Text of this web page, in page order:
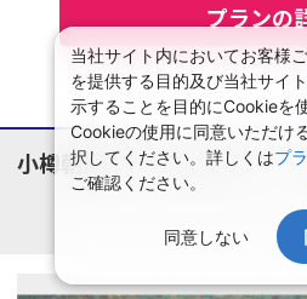
プランの
小樽朝里クラッセホテル
当社サイト内においてお客様
を提供する目的及び当社サイ
示することを目的にCookieを
Cookieの使用に同意いただけ
択してください。詳しくはプ
ご確認ください。
同意しない